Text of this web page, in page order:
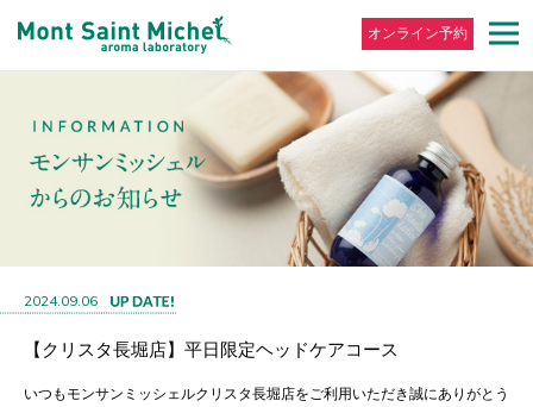
オンライン予約
2024.09.06
【クリスタ長堀店】平日限定ヘッドケアコース
いつもモンサンミッシェルクリスタ長堀店をご利用いただき誠にありがとう